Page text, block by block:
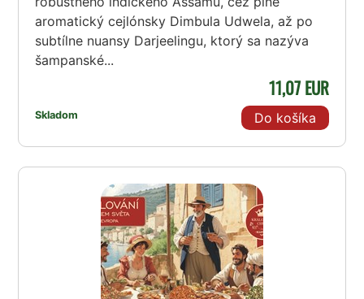
aromatický cejlónsky Dimbula Udwela, až po
subtílne nuansy Darjeelingu, ktorý sa nazýva
šampanské...
Skladom
11,07 EUR
Do košíka